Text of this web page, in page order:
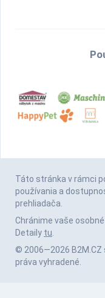
Táto stránka v rámci
používania a
prehliadača.
Chránime vaše
Detaily tu.
© 2006—2026 B2M.CZ
práva vyhradené.